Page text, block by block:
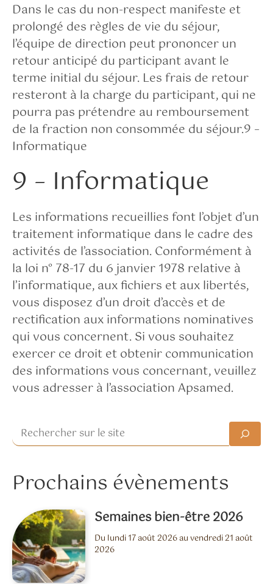
Dans le cas du non-respect manifeste et
prolongé des règles de vie du séjour,
l’équipe de direction peut prononcer un
retour anticipé du participant avant le
terme initial du séjour. Les frais de retour
resteront à la charge du participant, qui ne
pourra pas prétendre au remboursement
de la fraction non consommée du séjour.9 –
Informatique
9 – Informatique
Les informations recueillies font l’objet d’un
traitement informatique dans le cadre des
activités de l’association. Conformément à
la loi n° 78-17 du 6 janvier 1978 relative à
l’informatique, aux fichiers et aux libertés,
vous disposez d’un droit d’accès et de
rectification aux informations nominatives
qui vous concernent. Si vous souhaitez
exercer ce droit et obtenir communication
des informations vous concernant, veuillez
vous adresser à l’association Apsamed.
Rechercher
Prochains évènements
Semaines bien-être 2026
Du lundi 17 août 2026 au vendredi 21 août
2026